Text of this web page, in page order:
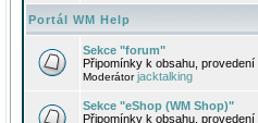
Portál WM Help
Sekce "forum"
Připomínky k obsahu,
Moderátorjacktalking
Sekce "eShop (WM Shop)"
Připomínky k obsahu,